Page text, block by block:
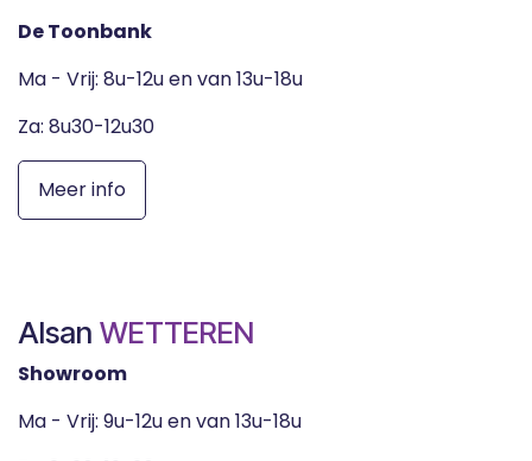
De Toonbank
Ma - Vrij: 8u-12u en van 13u-18u
Za: 8u30-12u30
Meer info
Alsan WETTEREN
Showroom
Ma - Vrij: 9u-12u en van 13u-18u